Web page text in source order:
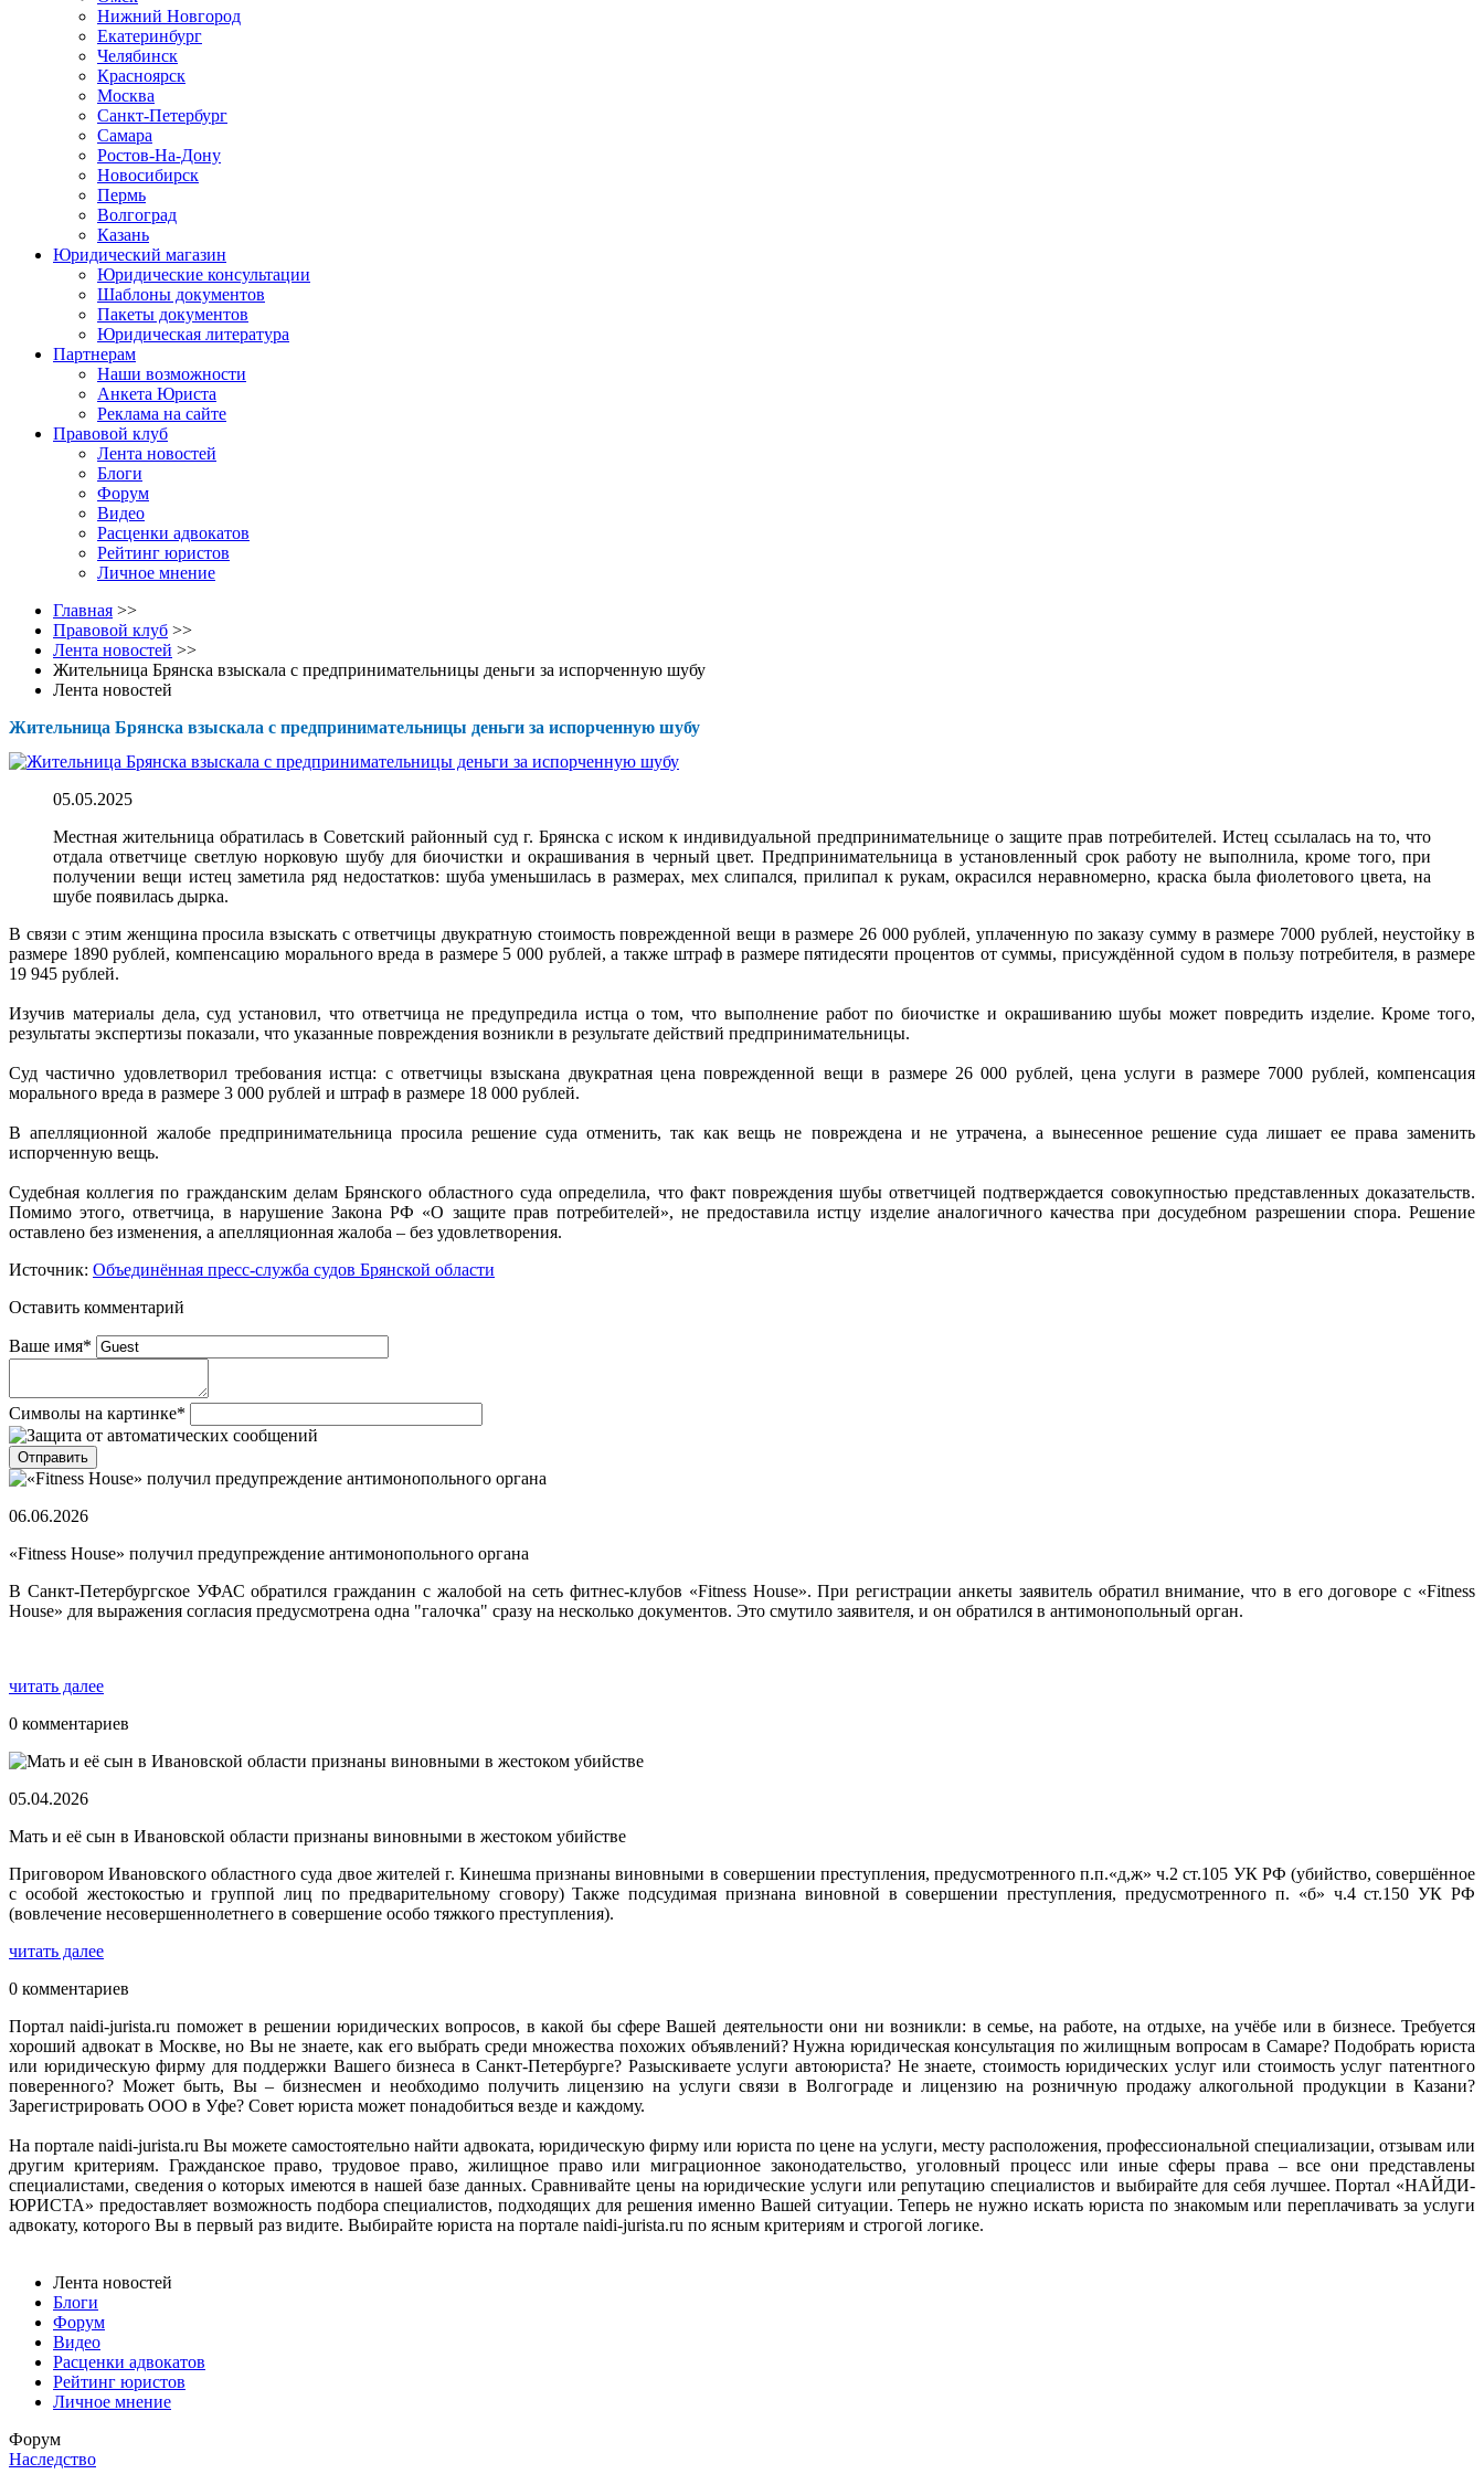
Нижний Новгород
Екатеринбург
Челябинск
Красноярск
Москва
Санкт-Петербург
Самара
Ростов-На-Дону
Новосибирск
Пермь
Волгоград
Казань
Юридический магазин
Юридические консультации
Шаблоны документов
Пакеты документов
Юридическая литература
Партнерам
Наши возможности
Анкета Юриста
Реклама на сайте
Правовой клуб
Лента новостей
Блоги
Форум
Видео
Расценки адвокатов
Рейтинг юристов
Личное мнение
Главная >>
Правовой клуб >>
Лента новостей >>
Жительница Брянска взыскала с предпринимательницы деньги за испорченную шубу
Лента новостей
Жительница Брянска взыскала с предпринимательницы деньги за испорченную шубу
05.05.2025
Местная жительница обратилась в Советский районный суд г. Брянска с иском к индивидуальной предпринимательнице о защите прав потребителей. Истец ссылалась на то, что
отдала ответчице светлую норковую шубу для биочистки и окрашивания в черный цвет. Предпринимательница в установленный срок работу не выполнила, кроме того, при
получении вещи истец заметила ряд недостатков: шуба уменьшилась в размерах, мех слипался, прилипал к рукам, окрасился неравномерно, краска была фиолетового цвета, на
шубе появилась дырка.
В связи с этим женщина просила взыскать с ответчицы двукратную стоимость поврежденной вещи в размере 26 000 рублей, уплаченную по заказу сумму в размере 7000 рублей, неустойку в
размере 1890 рублей, компенсацию морального вреда в размере 5 000 рублей, а также штраф в размере пятидесяти процентов от суммы, присуждённой судом в пользу потребителя, в размере
19 945 рублей.
Изучив материалы дела, суд установил, что ответчица не предупредила истца о том, что выполнение работ по биочистке и окрашиванию шубы может повредить изделие. Кроме того,
результаты экспертизы показали, что указанные повреждения возникли в результате действий предпринимательницы.
Суд частично удовлетворил требования истца: с ответчицы взыскана двукратная цена поврежденной вещи в размере 26 000 рублей, цена услуги в размере 7000 рублей, компенсация
морального вреда в размере 3 000 рублей и штраф в размере 18 000 рублей.
В апелляционной жалобе предпринимательница просила решение суда отменить, так как вещь не повреждена и не утрачена, а вынесенное решение суда лишает ее права заменить
испорченную вещь.
Судебная коллегия по гражданским делам Брянского областного суда определила, что факт повреждения шубы ответчицей подтверждается совокупностью представленных доказательств.
Помимо этого, ответчица, в нарушение Закона РФ «О защите прав потребителей», не предоставила истцу изделие аналогичного качества при досудебном разрешении спора. Решение
оставлено без изменения, а апелляционная жалоба – без удовлетворения.
Источник: Объединённая пресс-служба судов Брянской области
Оставить комментарий
Ваше имя*
Символы на картинке*
06.06.2026
«Fitness House» получил предупреждение антимонопольного органа
В Санкт-Петербургское УФАС обратился гражданин с жалобой на сеть фитнес-клубов «Fitness House». При регистрации анкеты заявитель обратил внимание, что в его договоре с «Fitness
House» для выражения согласия предусмотрена одна "галочка" сразу на несколько документов. Это смутило заявителя, и он обратился в антимонопольный орган.
читать далее
0 комментариев
05.04.2026
Мать и её сын в Ивановской области признаны виновными в жестоком убийстве
Приговором Ивановского областного суда двое жителей г. Кинешма признаны виновными в совершении преступления, предусмотренного п.п.«д,ж» ч.2 ст.105 УК РФ (убийство, совершённое
с особой жестокостью и группой лиц по предварительному сговору) Также подсудимая признана виновной в совершении преступления, предусмотренного п. «б» ч.4 ст.150 УК РФ
(вовлечение несовершеннолетнего в совершение особо тяжкого преступления).
читать далее
0 комментариев
Портал naidi-jurista.ru поможет в решении юридических вопросов, в какой бы сфере Вашей деятельности они ни возникли: в семье, на работе, на отдыхе, на учёбе или в бизнесе. Требуется
хороший адвокат в Москве, но Вы не знаете, как его выбрать среди множества похожих объявлений? Нужна юридическая консультация по жилищным вопросам в Самаре? Подобрать юриста
или юридическую фирму для поддержки Вашего бизнеса в Санкт-Петербурге? Разыскиваете услуги автоюриста? Не знаете, стоимость юридических услуг или стоимость услуг патентного
поверенного? Может быть, Вы – бизнесмен и необходимо получить лицензию на услуги связи в Волгограде и лицензию на розничную продажу алкогольной продукции в Казани?
Зарегистрировать ООО в Уфе? Совет юриста может понадобиться везде и каждому.
На портале naidi-jurista.ru Вы можете самостоятельно найти адвоката, юридическую фирму или юриста по цене на услуги, месту расположения, профессиональной специализации, отзывам или
другим критериям. Гражданское право, трудовое право, жилищное право или миграционное законодательство, уголовный процесс или иные сферы права – все они представлены
специалистами, сведения о которых имеются в нашей базе данных. Сравнивайте цены на юридические услуги или репутацию специалистов и выбирайте для себя лучшее. Портал «НАЙДИ-
ЮРИСТА» предоставляет возможность подбора специалистов, подходящих для решения именно Вашей ситуации. Теперь не нужно искать юриста по знакомым или переплачивать за услуги
адвокату, которого Вы в первый раз видите. Выбирайте юриста на портале naidi-jurista.ru по ясным критериям и строгой логике.
Лента новостей
Блоги
Форум
Видео
Расценки адвокатов
Рейтинг юристов
Личное мнение
Форум
Наследство